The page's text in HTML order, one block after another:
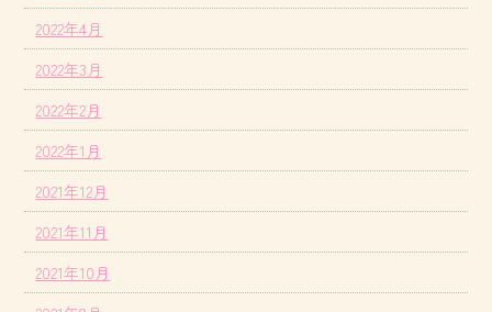
2022年4月
2022年3月
2022年2月
2022年1月
2021年12月
2021年11月
2021年10月